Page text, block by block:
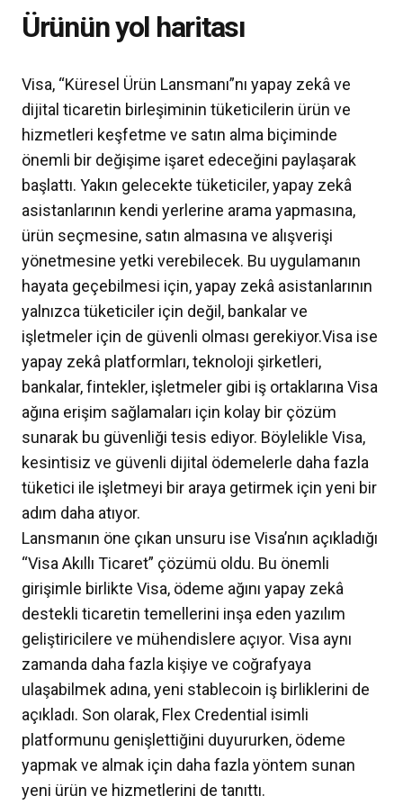
Ürünün yol haritası
Visa, “Küresel Ürün Lansmanı”nı yapay zekâ ve
dijital ticaretin birleşiminin tüketicilerin ürün ve
hizmetleri keşfetme ve satın alma biçiminde
önemli bir değişime işaret edeceğini paylaşarak
başlattı. Yakın gelecekte tüketiciler, yapay zekâ
asistanlarının kendi yerlerine arama yapmasına,
ürün seçmesine, satın almasına ve alışverişi
yönetmesine yetki verebilecek. Bu uygulamanın
hayata geçebilmesi için, yapay zekâ asistanlarının
yalnızca tüketiciler için değil, bankalar ve
işletmeler için de güvenli olması gerekiyor.Visa ise
yapay zekâ platformları, teknoloji şirketleri,
bankalar, fintekler, işletmeler gibi iş ortaklarına Visa
ağına erişim sağlamaları için kolay bir çözüm
sunarak bu güvenliği tesis ediyor. Böylelikle Visa,
kesintisiz ve güvenli dijital ödemelerle daha fazla
tüketici ile işletmeyi bir araya getirmek için yeni bir
adım daha atıyor.
Lansmanın öne çıkan unsuru ise Visa’nın açıkladığı
“Visa Akıllı Ticaret” çözümü oldu. Bu önemli
girişimle birlikte Visa, ödeme ağını yapay zekâ
destekli ticaretin temellerini inşa eden yazılım
geliştiricilere ve mühendislere açıyor. Visa aynı
zamanda daha fazla kişiye ve coğrafyaya
ulaşabilmek adına, yeni stablecoin iş birliklerini de
açıkladı. Son olarak, Flex Credential isimli
platformunu genişlettiğini duyururken, ödeme
yapmak ve almak için daha fazla yöntem sunan
yeni ürün ve hizmetlerini de tanıttı.